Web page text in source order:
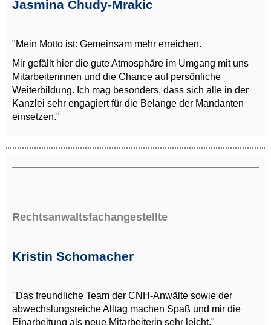
Jasmina Chudy-Mrakic
"Mein Motto ist: Gemeinsam mehr erreichen.
Mir gefällt hier die gute Atmosphäre im Umgang mit uns
Mitarbeiterinnen und die Chance auf persönliche
Weiterbildung. Ich mag besonders, dass sich alle in der
Kanzlei sehr engagiert für die Belange der Mandanten
einsetzen."
Rechtsanwaltsfachangestellte
Kristin Schomacher
"Das freundliche Team der CNH-Anwälte sowie der
abwechslungsreiche Alltag machen Spaß und mir die
Einarbeitung als neue Mitarbeiterin sehr leicht."